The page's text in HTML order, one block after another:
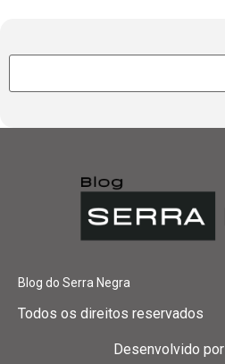
Blog do Serra Negra
Todos os direitos reservados
Desenvolvido por